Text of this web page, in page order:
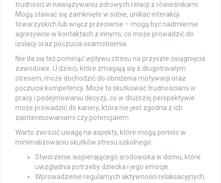
trudności w nawiązywaniu zdrowych relacji z rówieśnikami.
Mogą stawać się zamknięte w sobie, unikać interakcji
towarzyskich lub wręcz przeciwnie – mogą być nadmiernie
agresywne w kontaktach z innymi, co może prowadzić do
izolacji oraz poczucia osamotnienia.
Nie da się też pominąć wpływu stresu na przyszłe osiągnięcia
zawodowe. U dzieci, które zmagają się z długotrwałym
stresem, może dochodzić do obniżenia motywacji oraz
poczucia kompetencji. Może to skutkować trudnościami w
pracy i podejmowaniu decyzji, co w dłuższej perspektywie
może prowadzić do kariery, która nie jest zgodna z ich
zainteresowaniami czy potencjałem.
Warto zwrócić uwagę na aspekty, które mogą pomóc w
minimalizowaniu skutków stresu szkolnego:
Stworzenie wspierającego środowiska w domu, które
uwzględnia potrzeby dziecka i jego emocje.
Wprowadzenie regularnych aktywności relaksacyjnych,